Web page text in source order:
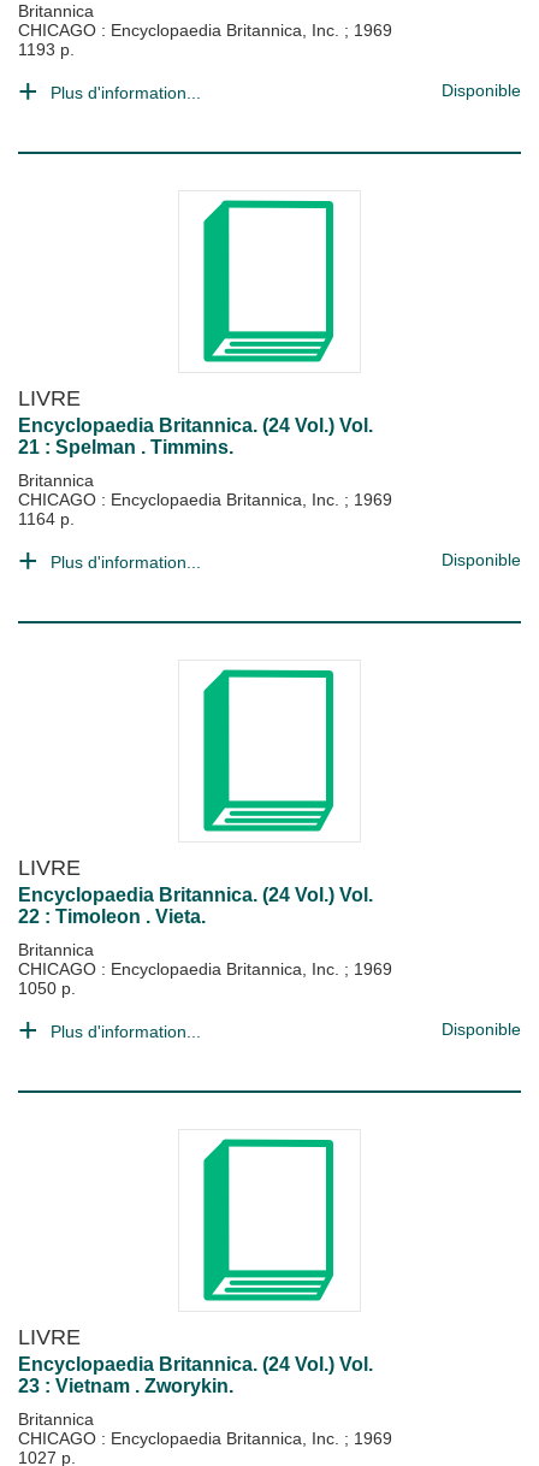
Britannica
CHICAGO : Encyclopaedia Britannica, Inc. ; 1969
1193 p.
Plus d'information... Disponible
LIVRE
Encyclopaedia Britannica. (24 Vol.) Vol.
21 : Spelman . Timmins.
Britannica
CHICAGO : Encyclopaedia Britannica, Inc. ; 1969
1164 p.
Plus d'information... Disponible
LIVRE
Encyclopaedia Britannica. (24 Vol.) Vol.
22 : Timoleon . Vieta.
Britannica
CHICAGO : Encyclopaedia Britannica, Inc. ; 1969
1050 p.
Plus d'information... Disponible
LIVRE
Encyclopaedia Britannica. (24 Vol.) Vol.
23 : Vietnam . Zworykin.
Britannica
CHICAGO : Encyclopaedia Britannica, Inc. ; 1969
1027 p.